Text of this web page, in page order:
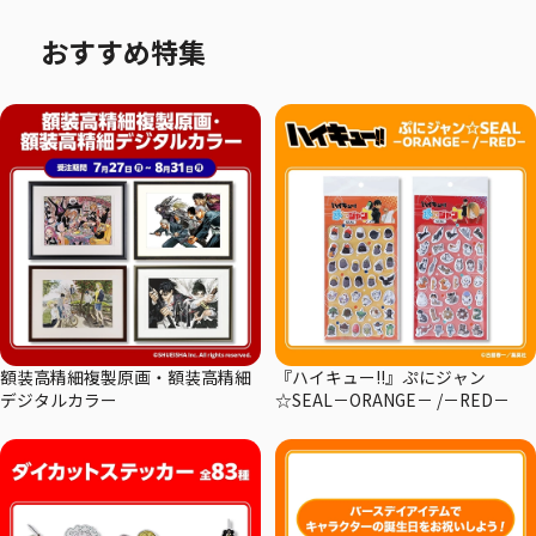
おすすめ特集
額装高精細複製原画・額装高精細
デジタルカラー
『ハイキュー!!』ぷにジャン
☆SEAL－ORANGE－ /－RED－